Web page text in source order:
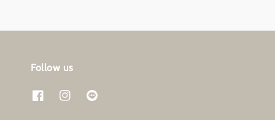
Follow us